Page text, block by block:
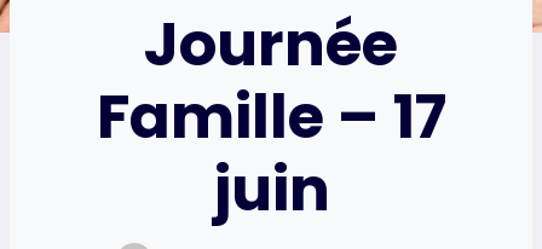
Journée
Famille – 17
juin